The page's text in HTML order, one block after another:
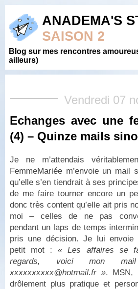
ANADEMA'S
SAISON 2
Blog sur mes rencontres
ailleurs)
Vendredi 07
Echanges avec une
(4) – Quinze mails
Je ne m’attendais
FemmeMariée m’envoie un mail
qu’elle s’en tiendrait à ses
de me faire tourner encore un
donc très content qu’elle ait pris
moi – celles de ne pas
pendant un laps de temps
pris une décision. Je lui envoie
petit mot :« Les affaires se
regards, voici mon
xxxxxxxxxx@hotmail.fr ». MSN,
drôlement plus pratique et